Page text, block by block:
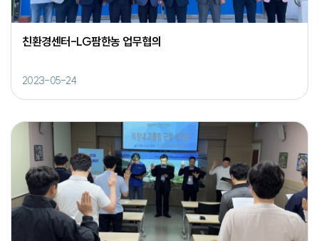
친환경센터-LG팜한농 업무협의
2023-05-24